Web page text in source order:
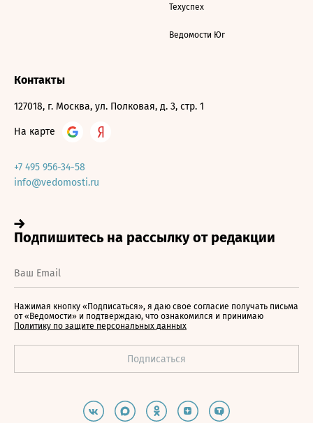
Техуспех
Ведомости Юг
Контакты
127018, г. Москва, ул. Полковая, д. 3, стр. 1
На карте
+7 495 956-34-58
info@vedomosti.ru
Нажимая кнопку «Подписаться», я даю свое согласие получать письма
от «Ведомости» и подтверждаю, что ознакомился и принимаю
Политику по защите персональных данных